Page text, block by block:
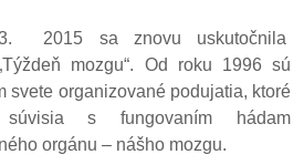
2015 sa znovu uskutočnila
mozgu“. Od roku 1996 sú
svete organizované podujatia, ktoré
súvisia s fungovaním hádam
orgánu – nášho mozgu.